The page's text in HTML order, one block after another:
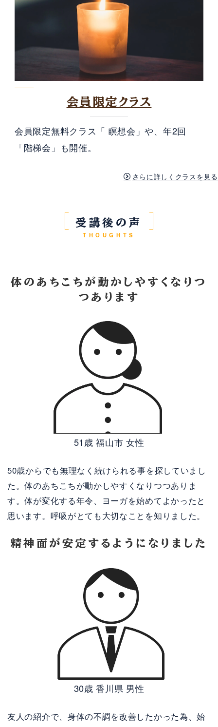
会員限定クラス
会員限定無料クラス「 瞑想会」や、年2回
「階梯会」も開催。
さらに詳しくクラスを見る
受講後の声
THOUGHTS
体のあちこちが動かしやすくなりつ
つあります
51歳 福山市 女性
50歳からでも無理なく続けられる事を探していまし
た。体のあちこちが動かしやすくなりつつありま
す。体が変化する年令、ヨーガを始めてよかったと
思います。呼吸がとても大切なことを知りました。
精神面が安定するようになりました
30歳 香川県 男性
友人の紹介で、身体の不調を改善したかった為、始